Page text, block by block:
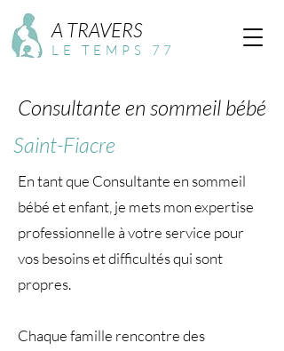
LE TEMPS 77
A TRAVERS
Consultante en sommeil bébé
Saint-Fiacre
En tant que Consultante en sommeil
bébé et enfant, je mets mon expertise
professionnelle à votre service pour
vos besoins et difficultés qui sont
propres.
Chaque famille rencontre des